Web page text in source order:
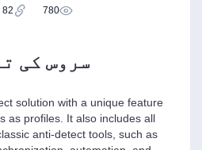
780
82
سروس کی
solution with a unique feature
as profiles. It also includes all
anti-detect tools, such as